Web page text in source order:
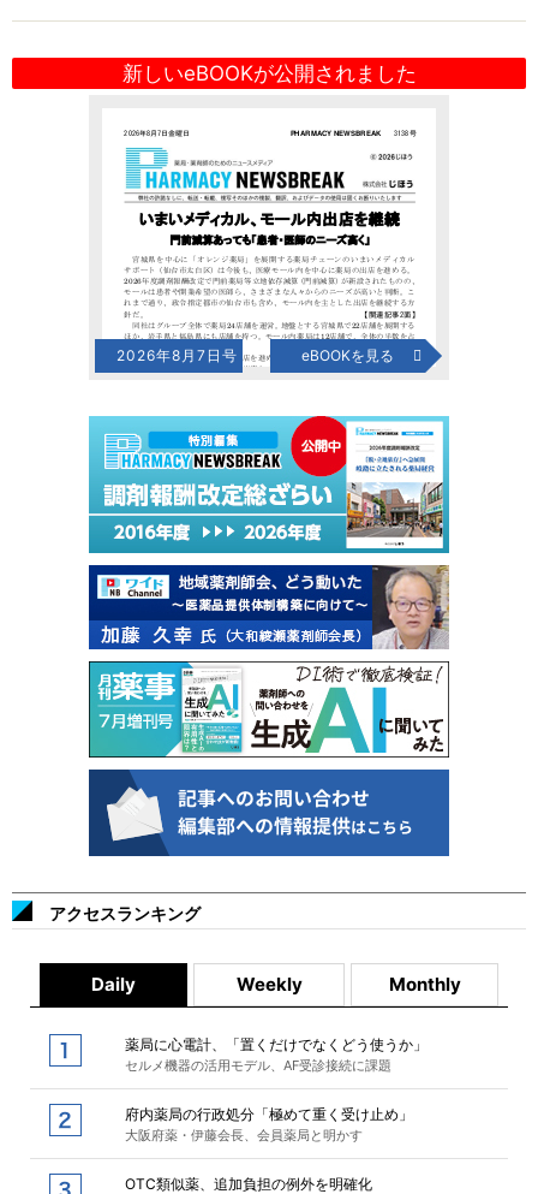
新しいeBOOKが公開されました
2026年8月7日号 eBOOKを見る
アクセスランキング
Daily Weekly Monthly
薬局に心電計、「置くだけでなくどう使うか」
セルメ機器の活用モデル、AF受診接続に課題
府内薬局の行政処分「極めて重く受け止め」
大阪府薬・伊藤会長、会員薬局と明かす
OTC類似薬、追加負担の例外を明確化